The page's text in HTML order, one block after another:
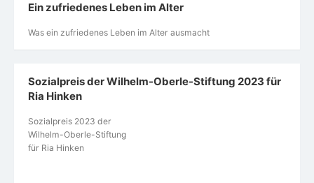
Ein zufriedenes Leben im Alter
Was ein zufriedenes Leben im Alter ausmacht
Sozialpreis der Wilhelm-Oberle-Stiftung 2023 für
Ria Hinken
Sozialpreis 2023 der
Wilhelm-Oberle-Stiftung
für Ria Hinken